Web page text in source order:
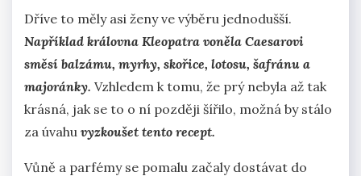
Dříve to měly asi ženy ve výběru jednodušší.
Například královna Kleopatra voněla Caesarovi
směsí balzámu, myrhy, skořice, lotosu, šafránu a
majoránky. Vzhledem k tomu, že prý nebyla až tak
krásná, jak se to o ní později šířilo, možná by stálo
za úvahu vyzkoušet tento recept.
Vůně a parfémy se pomalu začaly dostávat do